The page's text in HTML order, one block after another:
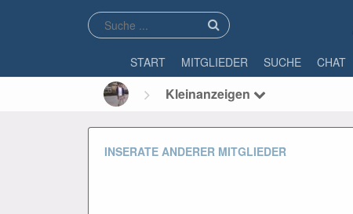
START MITGLIEDER SUCHE CHAT
Kleinanzeigen
INSERATE ANDERER MITGLIEDER